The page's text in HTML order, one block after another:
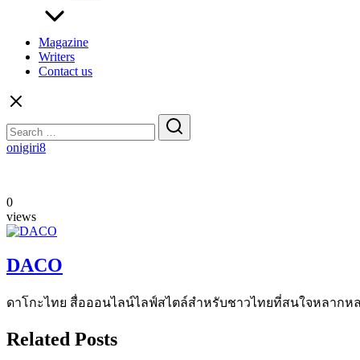
Magazine
Writers
Contact us
for:
onigiri8
0
views
DACO
ดาโกะไทย สื่อออนไลน์ไลฟ์สไตล์สำหรับชาวไทยที่สนใจหลากห
Related Posts